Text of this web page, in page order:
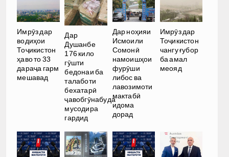
Имрӯз дар
водиҳои
Тоҷикистон
ҳаво то 33
дараҷа гарм
мешавад
Дар
Душанбе
176 кило
гӯшти
бедонаи ба
талаботи
бехатарӣ
ҷавобгӯнабуда
мусодира
гардид
Дар ноҳияи
Исмоили
Сомонӣ
намоишҳои
фурӯши
либос ва
лавозимоти
мактабӣ
идома
дорад
Имрӯз дар
Тоҷикистон
чангу ғубор
ба амал
меояд